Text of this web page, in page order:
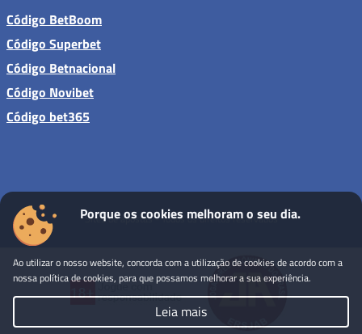
Código BetBoom
Código Superbet
Código Betnacional
Código Novibet
Código bet365
Sites de apostas - Todos os direitos reservados
Porque os cookies melhoram o seu dia.
Ao utilizar o nosso website, concorda com a utilização de cookies de acordo com a
nossa política de cookies, para que possamos melhorar a sua experiência.
Leia mais